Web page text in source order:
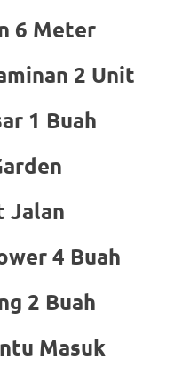
6 Meter
2 Unit
1 Buah
Jalan
4 Buah
2 Buah
Masuk